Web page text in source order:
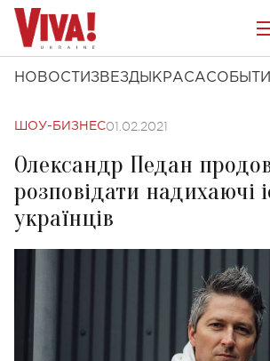
НОВОСТИ ЗВЕЗДЫ КРАСА
ШОУ-БИЗНЕС01.02.2021
Олександр Педан
розповідати надихаючі
українців